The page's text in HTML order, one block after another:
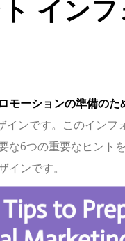
イン
モーションの準備の
ンです。このイン
な6つの重要なヒント
ンです。